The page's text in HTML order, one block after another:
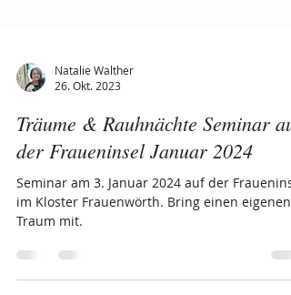
Natalie Walther
Träume & Rauhnächte Seminar auf
der Fraueninsel Januar 2024
Seminar am 3. Januar 2024 auf der
im Kloster Frauenwörth. Bring einen eigenen